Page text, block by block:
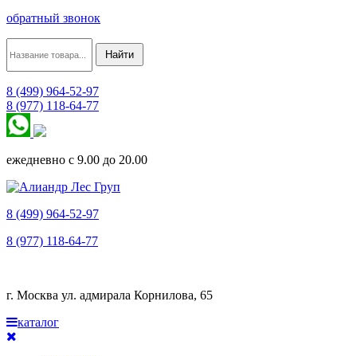
обратный звонок
8 (499) 964-52-97
8 (977) 118-64-77
ежедневно с 9.00 до 20.00
8 (499) 964-52-97
8 (977) 118-64-77
г. Москва ул. адмирала Корнилова, 65
каталог